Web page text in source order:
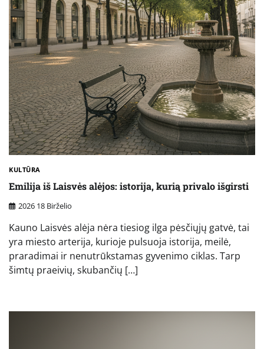
KULTŪRA
Emilija iš Laisvės alėjos: istorija, kurią privalo išgirsti
2026 18 Birželio
Kauno Laisvės alėja nėra tiesiog ilga pėsčiųjų gatvė, tai
yra miesto arterija, kurioje pulsuoja istorija, meilė,
praradimai ir nenutrūkstamas gyvenimo ciklas. Tarp
šimtų praeivių, skubančių […]